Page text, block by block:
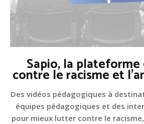
Sapio, la
contre le racisme et
Des vidéos pédagogiques à
équipes pédagogiques et des
pour mieux lutter contre le